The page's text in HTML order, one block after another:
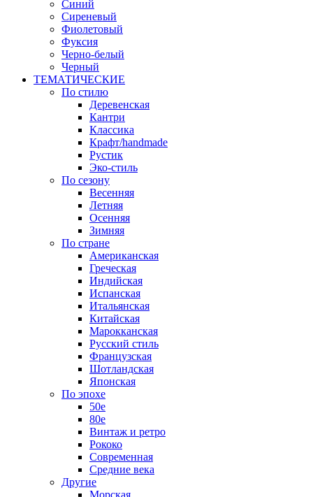
Синий
Сиреневый
Фиолетовый
Фуксия
Черно-белый
Черный
ТЕМАТИЧЕСКИЕ
По стилю
Деревенская
Кантри
Классика
Крафт/handmade
Рустик
Эко-стиль
По сезону
Весенняя
Летняя
Осенняя
Зимняя
По стране
Американская
Греческая
Индийская
Испанская
Итальянская
Китайская
Марокканская
Русский стиль
Французская
Шотландская
Японская
По эпохе
50е
80е
Винтаж и ретро
Рококо
Современная
Средние века
Другие
Морская